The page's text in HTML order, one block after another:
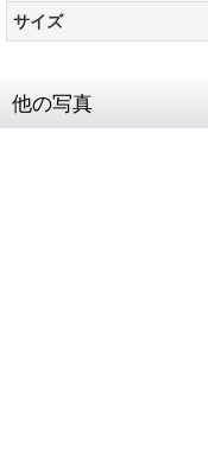
サイズ
他の写真